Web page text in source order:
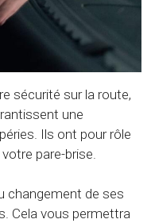
sécurité sur la route,
une
Ils ont pour rôle
pare-brise.
changement de ses
Cela vous permettra